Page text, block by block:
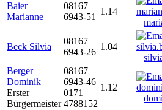
Baier
Marianne
08167
6943-51
1.14
Beck Silvia
08167
6943-26
1.04
Berger
Dominik
Erster
Bürgermeister
08167
6943-46
0171
4788152
1.12